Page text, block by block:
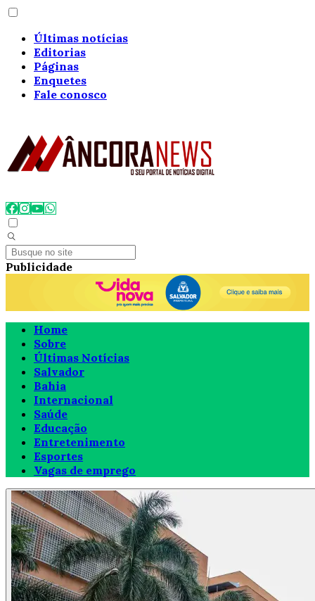
Últimas notícias
Editorias
Páginas
Enquetes
Fale conosco
Publicidade
Home
Sobre
Últimas Notícias
Salvador
Bahia
Internacional
Saúde
Educação
Entretenimento
Esportes
Vagas de emprego